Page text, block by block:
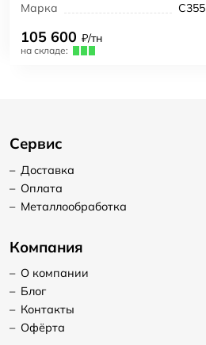
Марка
С355
105 600 ₽/тн
на складе:
Сервис
– Доставка
– Оплата
– Металлообработка
Компания
– О компании
– Блог
– Контакты
– Офёрта